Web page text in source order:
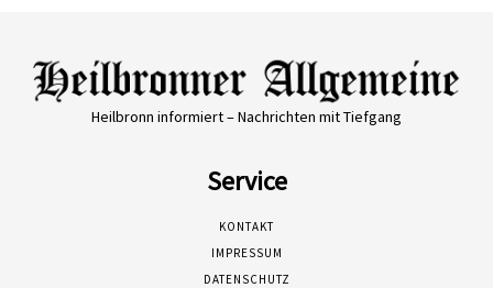
Heilbronn informiert – Nachrichten mit Tiefgang
Service
KONTAKT
IMPRESSUM
DATENSCHUTZ